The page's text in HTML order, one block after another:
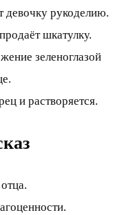
девочку рукоделию.
шкатулку.
зеленоглазой
и растворяется.